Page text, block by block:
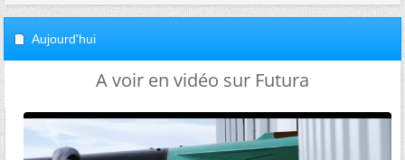
Aujourd'hui
A voir en vidéo sur Futura